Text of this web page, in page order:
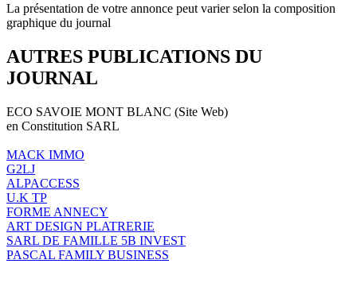
La présentation de votre annonce peut varier selon la composition
graphique du journal
AUTRES PUBLICATIONS DU
JOURNAL
ECO SAVOIE MONT BLANC (Site Web)
en Constitution SARL
MACK IMMO
G2LJ
ALPACCESS
U.K TP
FORME ANNECY
ART DESIGN PLATRERIE
SARL DE FAMILLE 5B INVEST
PASCAL FAMILY BUSINESS